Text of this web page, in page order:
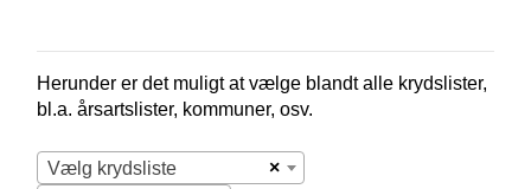
Herunder er det muligt at vælge blandt alle krydslister,
bl.a. årsartslister, kommuner, osv.
×
Vælg krydsliste